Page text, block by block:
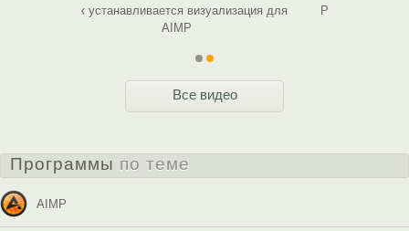
Как устанавливается визуализация для
AIMP
Все видео
Программы по теме
AIMP